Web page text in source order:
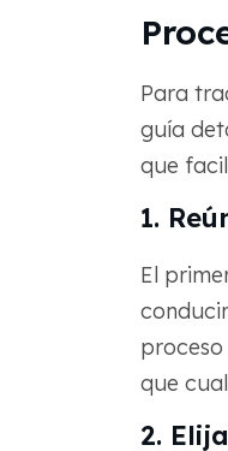
Para
guía
que
1.
El
que
2.